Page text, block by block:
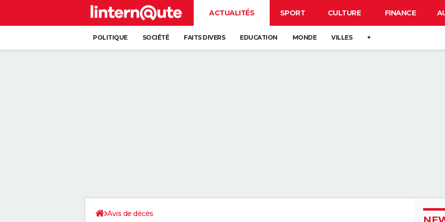
ACTUALITÉS SPORT CULTURE FINANCE
POLITIQUE SOCIÉTÉ FAITS DIVERS EDUCATION MONDE VILLES +
Avis de décès